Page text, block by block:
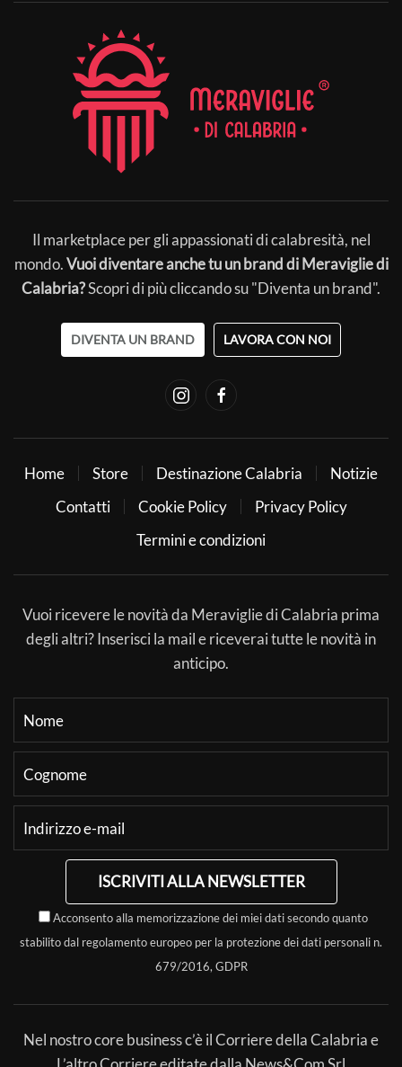
Il marketplace per gli appassionati di calabresità, nel
mondo.Vuoi diventare anche tu un brand di Meraviglie di
Calabria?Scopri di più cliccando su "Diventa un brand".
DIVENTA UN BRAND LAVORA CON NOI
Home Store Destinazione Calabria
Notizie
Contatti
Cookie Policy
Privacy Policy
Termini e condizioni
Vuoi ricevere le novità da Meraviglie di Calabria prima
degli altri? Inserisci la mail e riceverai tutte le novità in
anticipo.
ISCRIVITI ALLA NEWSLETTER
Acconsento alla memorizzazione dei miei dati secondo quanto
stabilito dal regolamento europeo per la protezione dei dati personali n.
679/2016, GDPR
Nel nostro core business c’è il Corriere della Calabria e